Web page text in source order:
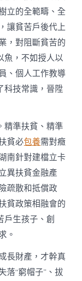
立的全範疇、全
讓貧苦戶後代上
，對阻斷貧苦的
魚，不如授人以
、個人工作教導
科技常識，晉陞
準扶貧、精準
貧必包養需對癥
南針對建檔立卡
異扶貧金融產
疏散和抵償政
貧政策相融會的
戶生孩子、創
。
長財產，才幹真
落“窮帽子”、拔